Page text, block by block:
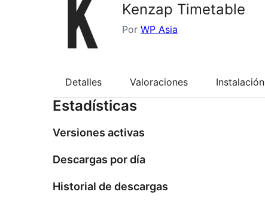
Kenzap Timetable
Por WP Asia
Detalles Valoraciones Instalación
Estadísticas
Versiones activas
Descargas por día
Historial de descargas